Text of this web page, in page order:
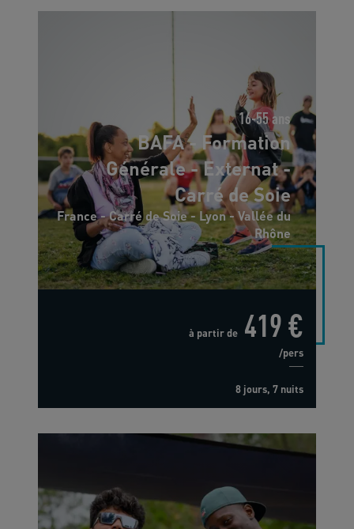
16-55 ans
BAFA - Formation
Générale - Externat -
Carré de Soie
France - Carré de Soie - Lyon - Vallée du
Rhône
à partir de 419 €
/pers
8 jours, 7 nuits